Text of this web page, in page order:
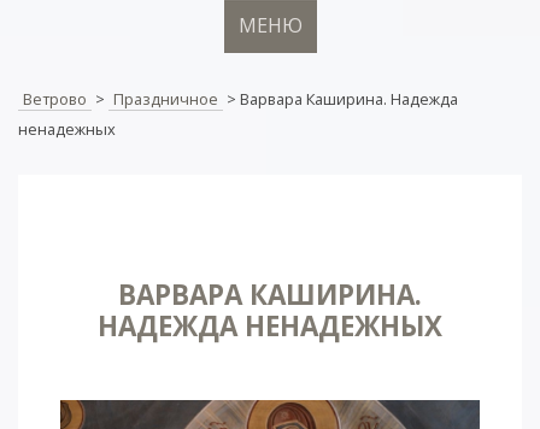
МЕНЮ
Ветрово > Праздничное > Варвара Каширина. Надежда
ненадежных
ВАРВАРА КАШИРИНА.
НАДЕЖДА НЕНАДЕЖНЫХ